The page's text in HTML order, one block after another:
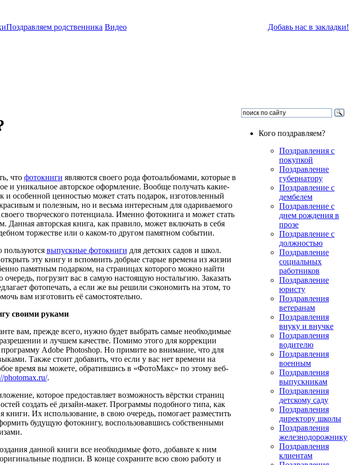
Поздравляем родственника Видео
Добавь нас в закладки!
что фотокниги являются своего рода фотоальбомами, которые в
и уникальное авторское оформление. Вообще получать какие-
особенной ценностью может стать подарок, изготовленный
и полезным, но и весьма интересным для одариваемого
творческого потенциала. Именно фотокнига и может стать
авторская книга, как правило, может включать в себя
торжестве или о каком-то другом памятном событии.
пользуются выпускные фотокниги для детских садов и школ.
эту книгу и вспомнить добрые старые времена из жизни
памятным подарком, на страницах которого можно найти
погрузит вас в самую настоящую ностальгию. Заказать
фотопечать, а если же вы решили сэкономить на этом, то
вам изготовить её самостоятельно.
своими руками
вам, прежде всего, нужно будет выбрать самые необходимые
и лучшем качестве. Помимо этого для коррекции
Adobe Photoshop. Но примите во внимание, что для
Также стоит добавить, что если у вас нет времени на
время вы можете, обратившись в «ФотоМакс» по этому веб-
photomax.ru/.
которое предоставляет возможность вёрстки страниц
создать её дизайн-макет. Программы подобного типа, как
Их использование, в свою очередь, помогает разместить
будущую фотокнигу, воспользовавшись собственными
данной книги все необходимые фото, добавьте к ним
подписи. В конце сохраните всю свою работу и
Кого поздравляем?
Поздравления с
покупкой
Поздравление
губернатору
Поздравление с
дембелем
Поздравление с
днем рождения в
прозе
Поздравление с
должностью
Поздравление
социальных
работников
Поздравление
юристу
Поздравления
ветеранам
Поздравления
внуку и внучке
Поздравления
водителю
Поздравления
военным
Поздравления
выпускникам
Поздравления
детскому саду
Поздравления
директору школы
Поздравления
железнодорожнику
Поздравления
клиентам